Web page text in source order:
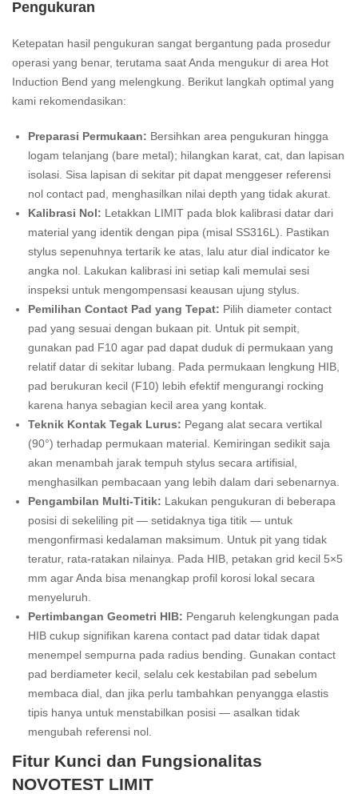
Pengukuran
Ketepatan hasil pengukuran sangat bergantung pada prosedur
operasi yang benar, terutama saat Anda mengukur di area Hot
Induction Bend yang melengkung. Berikut langkah optimal yang
kami rekomendasikan:
Preparasi Permukaan: Bersihkan area pengukuran hingga
logam telanjang (bare metal); hilangkan karat, cat, dan lapisan
isolasi. Sisa lapisan di sekitar pit dapat menggeser referensi
nol contact pad, menghasilkan nilai depth yang tidak akurat.
Kalibrasi Nol: Letakkan LIMIT pada blok kalibrasi datar dari
material yang identik dengan pipa (misal SS316L). Pastikan
stylus sepenuhnya tertarik ke atas, lalu atur dial indicator ke
angka nol. Lakukan kalibrasi ini setiap kali memulai sesi
inspeksi untuk mengompensasi keausan ujung stylus.
Pemilihan Contact Pad yang Tepat: Pilih diameter contact
pad yang sesuai dengan bukaan pit. Untuk pit sempit,
gunakan pad F10 agar pad dapat duduk di permukaan yang
relatif datar di sekitar lubang. Pada permukaan lengkung HIB,
pad berukuran kecil (F10) lebih efektif mengurangi rocking
karena hanya sebagian kecil area yang kontak.
Teknik Kontak Tegak Lurus: Pegang alat secara vertikal
(90°) terhadap permukaan material. Kemiringan sedikit saja
akan menambah jarak tempuh stylus secara artifisial,
menghasilkan pembacaan yang lebih dalam dari sebenarnya.
Pengambilan Multi-Titik: Lakukan pengukuran di beberapa
posisi di sekeliling pit — setidaknya tiga titik — untuk
mengonfirmasi kedalaman maksimum. Untuk pit yang tidak
teratur, rata-ratakan nilainya. Pada HIB, petakan grid kecil 5×5
mm agar Anda bisa menangkap profil korosi lokal secara
menyeluruh.
Pertimbangan Geometri HIB: Pengaruh kelengkungan pada
HIB cukup signifikan karena contact pad datar tidak dapat
menempel sempurna pada radius bending. Gunakan contact
pad berdiameter kecil, selalu cek kestabilan pad sebelum
membaca dial, dan jika perlu tambahkan penyangga elastis
tipis hanya untuk menstabilkan posisi — asalkan tidak
mengubah referensi nol.
Fitur Kunci dan Fungsionalitas
NOVOTEST LIMIT